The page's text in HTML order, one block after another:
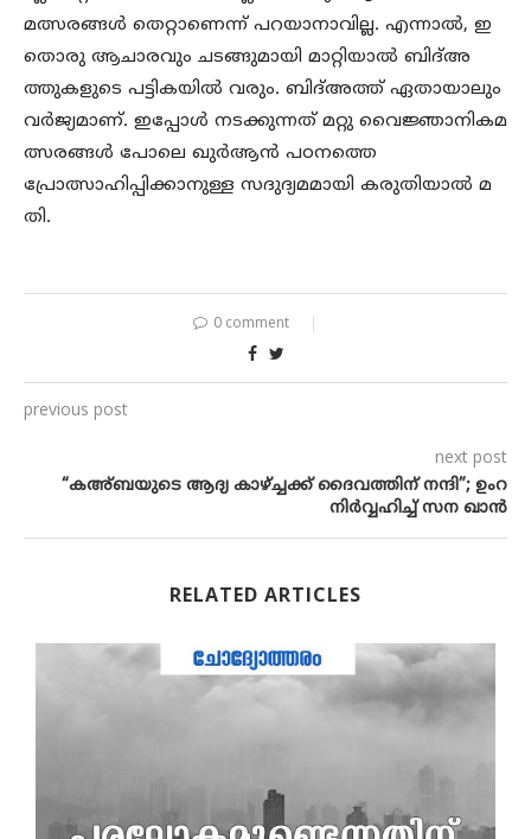
മത്സരങ്ങൾ തെറ്റാണെന്ന് പറയാനാവില്ല. എന്നാൽ, ഇ
തൊരു ആചാരവും ചടങ്ങുമായി മാറ്റിയാൽ ബിദ്അ
ത്തുകളുടെ പട്ടികയിൽ വരും. ബിദ്അത്ത് ഏതായാലും
വർജ്യമാണ്. ഇപ്പോൾ നടക്കുന്നത് മറ്റു വൈജ്ഞാനികമ
ത്സരങ്ങൾ പോലെ ഖുർആൻ പഠനത്തെ
പ്രോത്സാഹിപ്പിക്കാനുള്ള സദുദ്യമമായി കരുതിയാൽ മ
തി.
0 comment
previous post
next post
“കഅ്ബയുടെ ആദ്യ കാഴ്ച്ചക്ക് ദൈവത്തിന് നന്ദി”; ഉംറ
നിർവ്വഹിച്ച് സന ഖാൻ
RELATED ARTICLES